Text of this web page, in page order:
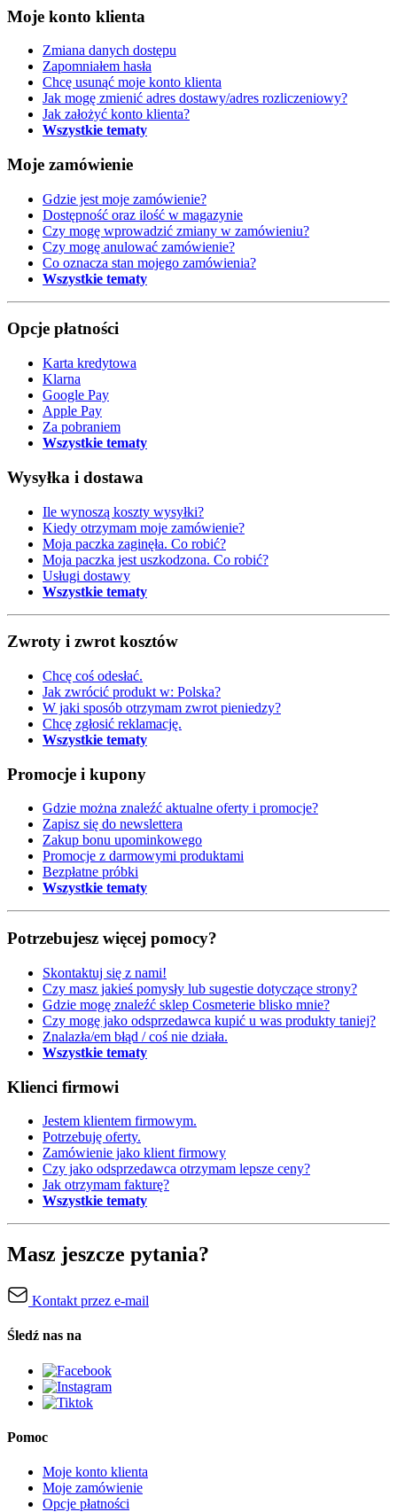
Moje konto klienta
Zmiana danych dostępu
Zapomniałem hasła
Chcę usunąć moje konto klienta
Jak mogę zmienić adres dostawy/adres rozliczeniowy?
Jak założyć konto klienta?
Wszystkie tematy
Moje zamówienie
Gdzie jest moje zamówienie?
Dostępność oraz ilość w magazynie
Czy mogę wprowadzić zmiany w zamówieniu?
Czy mogę anulować zamówienie?
Co oznacza stan mojego zamówienia?
Wszystkie tematy
Opcje płatności
Karta kredytowa
Klarna
Google Pay
Apple Pay
Za pobraniem
Wszystkie tematy
Wysyłka i dostawa
Ile wynoszą koszty wysyłki?
Kiedy otrzymam moje zamówienie?
Moja paczka zaginęła. Co robić?
Moja paczka jest uszkodzona. Co robić?
Usługi dostawy
Wszystkie tematy
Zwroty i zwrot kosztów
Chcę coś odesłać.
Jak zwrócić produkt w: Polska?
W jaki sposób otrzymam zwrot pieniedzy?
Chcę zgłosić reklamację.
Wszystkie tematy
Promocje i kupony
Gdzie można znaleźć aktualne oferty i promocje?
Zapisz się do newslettera
Zakup bonu upominkowego
Promocje z darmowymi produktami
Bezpłatne próbki
Wszystkie tematy
Potrzebujesz więcej pomocy?
Skontaktuj się z nami!
Czy masz jakieś pomysły lub sugestie dotyczące strony?
Gdzie mogę znaleźć sklep Cosmeterie blisko mnie?
Czy mogę jako odsprzedawca kupić u was produkty taniej?
Znalazła/em błąd / coś nie działa.
Wszystkie tematy
Klienci firmowi
Jestem klientem firmowym.
Potrzebuję oferty.
Zamówienie jako klient firmowy
Czy jako odsprzedawca otrzymam lepsze ceny?
Jak otrzymam fakturę?
Wszystkie tematy
Masz jeszcze pytania?
Kontakt przez e-mail
Śledź nas na
Pomoc
Moje konto klienta
Moje zamówienie
Opcje płatności